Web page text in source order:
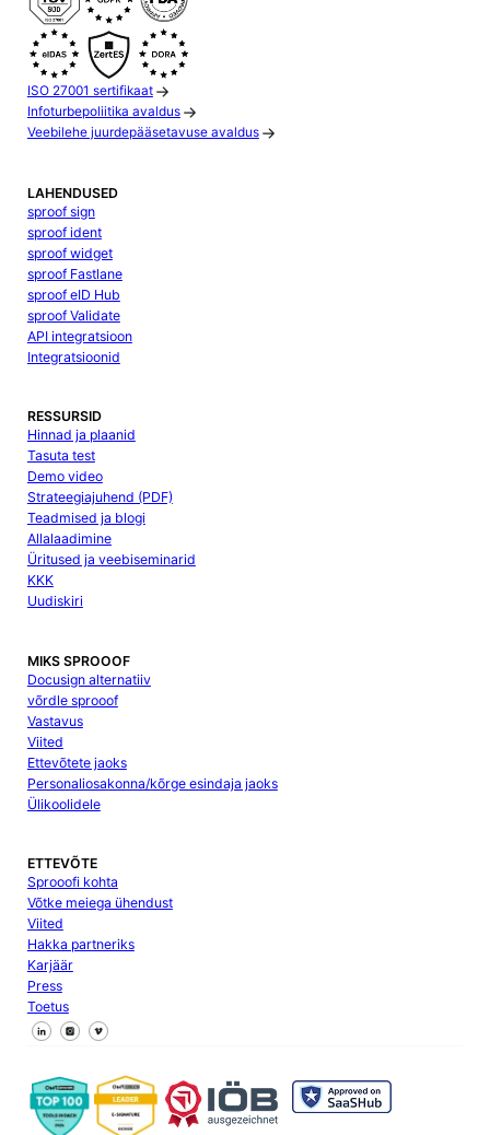
ISO 27001 sertifikaat
Infoturbepoliitika avaldus
Veebilehe juurdepääsetavuse avaldus
LAHENDUSED
sproof sign
sproof ident
sproof widget
sproof Fastlane
sproof eID Hub
sproof Validate
API integratsioon
Integratsioonid
RESSURSID
Hinnad ja plaanid
Tasuta test
Demo video
Strateegiajuhend (PDF)
Teadmised ja blogi
Allalaadimine
Üritused ja veebiseminarid
KKK
Uudiskiri
MIKS SPROOOF
Docusign alternatiiv
võrdle sprooof
Vastavus
Viited
Ettevõtete jaoks
Personaliosakonna/kõrge esindaja jaoks
Ülikoolidele
ETTEVÕTE
Sprooofi kohta
Võtke meiega ühendust
Viited
Hakka partneriks
Karjäär
Press
Toetus
Jälgi meid Facebookis
Jälgi meid X
Jälgi meid LinkedInis